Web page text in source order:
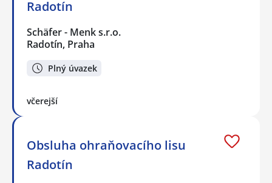
Radotín
Schäfer - Menk s.r.o.
Radotín, Praha
Plný úvazek
včerejší
Obsluha ohraňovacího lisu
Radotín